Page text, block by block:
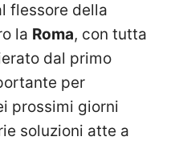
flessore della
la Roma, con tutta
dal primo
per
prossimi giorni
soluzioni atte a